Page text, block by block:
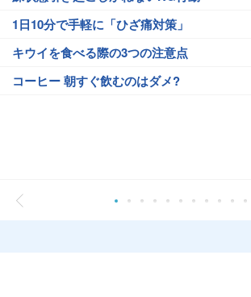
1日10分で手軽に「ひざ痛対策」
キウイを食べる際の3つの注意点
コーヒー 朝すぐ飲むのはダメ?